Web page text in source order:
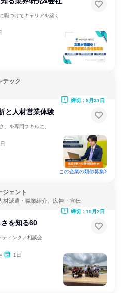
職つけてキャリアを築く
テック
と人材営業体験
」を専門スキルに。
締切：8月31日
この企業の類似募集
ジェント
材派遣・職業紹介、広告・宣伝
を知る60
ティング／相談会
1日
締切：10月2日